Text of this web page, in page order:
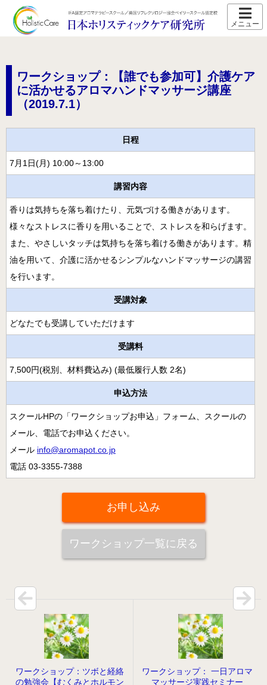
ワークショップ：【誰でも参加可】介護ケア
に活かせるアロマハンドマッサージ講座
（2019.7.1）
日程
7月1日(月) 10:00～13:00
講習内容
香りは気持ちを落ち着けたり、元気づける働きがあります。
様々なストレスに香りを用いることで、ストレスを和らげます。
また、やさしいタッチは気持ちを落ち着ける働きがあります。精
油を用いて、介護に活かせるシンプルなハンドマッサージの講習
を行います。
受講対象
どなたでも受講していただけます
受講料
7,500円(税別、材料費込み) (最低履行人数 2名)
申込方法
スクールHPの「ワークショップお申込」フォーム、スクールの
メール、電話でお申込ください。
メール info@aromapot.co.jp
電話 03-3355-7388
お申し込み
ワークショップ一覧に戻る
ワークショップ：ツボと経絡
の勉強会【むくみとホルモン
ワークショップ： 一日アロマ
マッサージ実践セミナー
当校の特長
卒業生の声
アクセス
講師プロフィール
スクール通信
コース紹介
IFA認定 メディカルアロマテラピーコース【2026年5月開
IFA認定 看護師対象 医療アロマテラピーコース【2026年5
様々な障害の方にアロマとタッチを用いるケアラー養成コ
クリニカル・リフレクソロジーコースご案内
スウェディッシュマッサージコース
アロマ・ストレスケアコース（オンライン）
ミノウ・デ・メイのアロマ通信教育
メディカルアロマとは
補完代替療法とは
卒業生の活動
卒業生の医療福祉への導入例
病院のアロマ施術日誌